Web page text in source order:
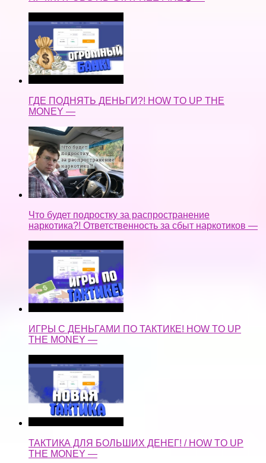
ГДЕ ПОДНЯТЬ ДЕНЬГИ?! HOW TO UP THE
MONEY —
Что будет подростку за распространение
наркотика?! Ответственность за сбыт наркотиков —
ИГРЫ С ДЕНЬГАМИ ПО ТАКТИКЕ! HOW TO UP
THE MONEY —
ТАКТИКА ДЛЯ БОЛЬШИХ ДЕНЕГ! / HOW TO UP
THE MONEY —